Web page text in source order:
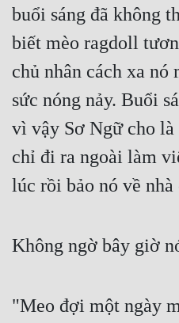
Đẹp Hiệp
Tính Cách Nhân Vật :
Cơ Trí
Sát Phạt Quyết Đoán
buổi sáng đã không
biết mèo ragdoll
chủ nhân cách xa nó
sức nóng nảy. Buổi
vì vậy Sơ Ngữ cho
chỉ đi ra ngoài làm
lúc rồi bảo nó về nhà
Không ngờ bây giờ
"Meo đợi một ngày